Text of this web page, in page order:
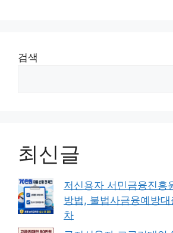
검색
최신글
저신용자 서민금융진흥
방법, 불법사금융예방
차